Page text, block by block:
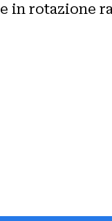
in rotazione